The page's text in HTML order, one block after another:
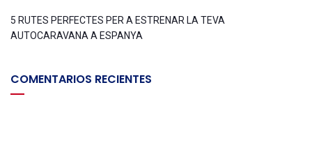
5 RUTES PERFECTES PER A ESTRENAR LA TEVA
AUTOCARAVANA A ESPANYA
COMENTARIOS RECIENTES